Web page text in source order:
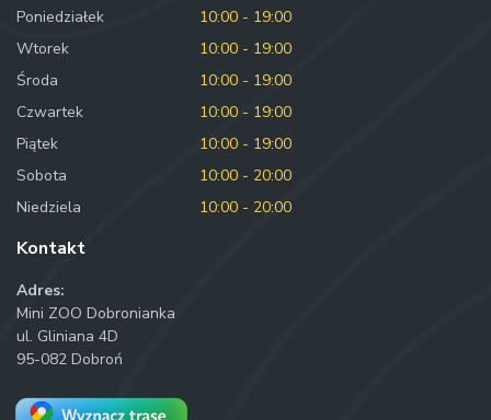
Poniedziałek
10:00 - 19:00
Wtorek
10:00 - 19:00
Środa
10:00 - 19:00
Czwartek
10:00 - 19:00
Piątek
10:00 - 19:00
Sobota
10:00 - 20:00
Niedziela
10:00 - 20:00
Kontakt
Adres:
Mini ZOO Dobronianka
ul. Gliniana 4D
95-082 Dobroń